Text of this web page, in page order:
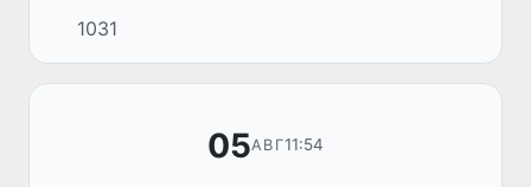
1031
05АВГ11:54